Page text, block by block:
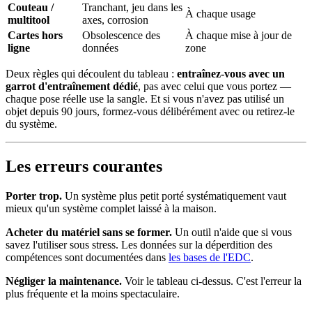
Couteau /
multitool
Tranchant, jeu dans les
axes, corrosion
À chaque usage
Cartes hors
ligne
Obsolescence des
données
À chaque mise à jour de
zone
Deux règles qui découlent du tableau : entraînez-vous avec un
garrot d'entraînement dédié, pas avec celui que vous portez —
chaque pose réelle use la sangle. Et si vous n'avez pas utilisé un
objet depuis 90 jours, formez-vous délibérément avec ou retirez-le
du système.
Les erreurs courantes
Porter trop. Un système plus petit porté systématiquement vaut
mieux qu'un système complet laissé à la maison.
Acheter du matériel sans se former. Un outil n'aide que si vous
savez l'utiliser sous stress. Les données sur la déperdition des
compétences sont documentées dans les bases de l'EDC.
Négliger la maintenance. Voir le tableau ci-dessus. C'est l'erreur la
plus fréquente et la moins spectaculaire.